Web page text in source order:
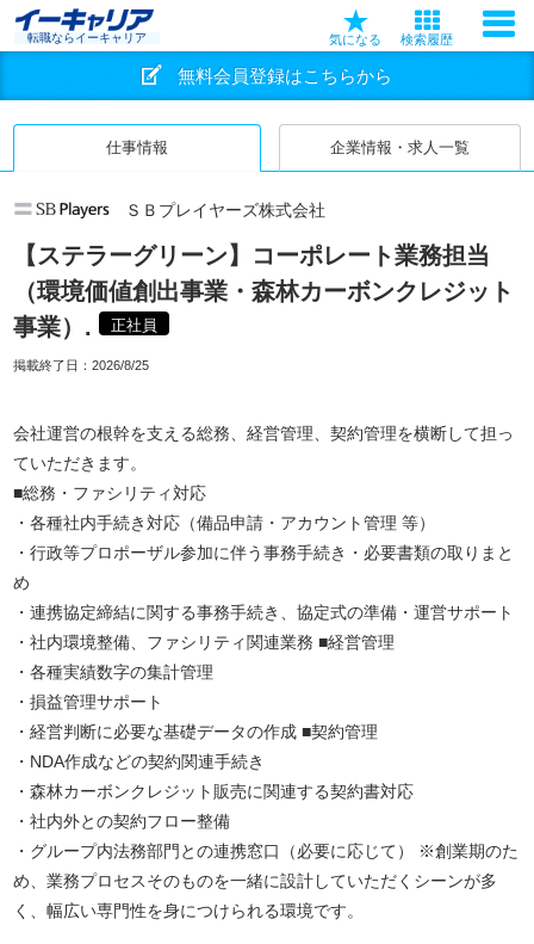
転職ならイーキャリア 気になる 検索履歴
無料会員登録はこちらから
仕事情報 企業情報・求人一覧
ＳＢプレイヤーズ株式会社
【ステラーグリーン】コーポレート業務担当
（環境価値創出事業・森林カーボンクレジット
事業）.
正社員
掲載終了日： 2026/8/25
会社運営の根幹を支える総務、経営管理、契約管理を横断して担っ
ていただきます。
■総務・ファシリティ対応
・各種社内手続き対応（備品申請・アカウント管理 等）
・行政等プロポーザル参加に伴う事務手続き・必要書類の取りまと
め
・連携協定締結に関する事務手続き、協定式の準備・運営サポート
・社内環境整備、ファシリティ関連業務 ■経営管理
・各種実績数字の集計管理
・損益管理サポート
・経営判断に必要な基礎データの作成 ■契約管理
・NDA作成などの契約関連手続き
・森林カーボンクレジット販売に関連する契約書対応
・社内外との契約フロー整備
・グループ内法務部門との連携窓口（必要に応じて） ※創業期のた
め、業務プロセスそのものを一緒に設計していただくシーンが多
く、幅広い専門性を身につけられる環境です。